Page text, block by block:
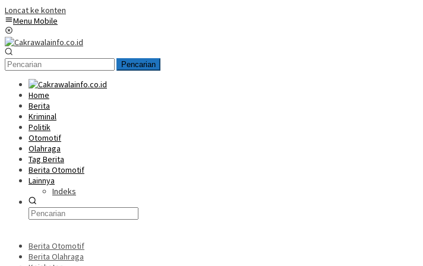
Loncat ke konten
Menu Mobile
Pencarian
Home
Berita
Kriminal
Politik
Otomotif
Olahraga
Tag Berita
Berita Otomotif
Lainnya
Indeks
Berita Otomotif
Berita Olahraga